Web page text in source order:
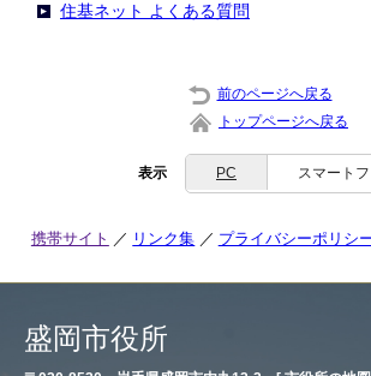
住基ネット よくある質問
前のページへ戻る
トップページへ戻る
表示 PC スマート
携帯サイト リンク集 プライバシーポリシ
盛岡市役所